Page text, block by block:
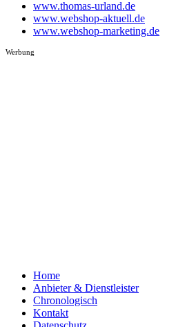
www.thomas-urland.de
www.webshop-aktuell.de
www.webshop-marketing.de
Werbung
Home
Anbieter & Dienstleister
Chronologisch
Kontakt